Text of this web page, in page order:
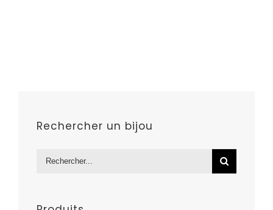
Rechercher un bijou
Rechercher: